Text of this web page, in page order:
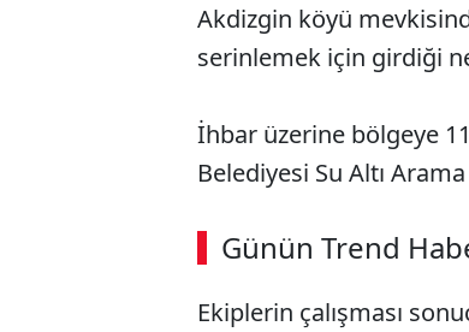
Akdizgin köyü
serinlemek için girdiği
İhbar üzerine bölgeye
Belediyesi Su Altı
Günün Trend
00:03 / 08:06
Ekiplerin çalışması